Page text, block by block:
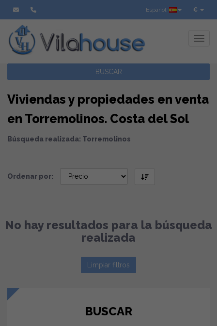
€
Español
BUSCAR
Viviendas y propiedades en venta
en Torremolinos. Costa del Sol
Búsqueda realizada: Torremolinos
Ordenar por:
No hay resultados para la búsqueda
realizada
Limpiar filtros
BUSCAR